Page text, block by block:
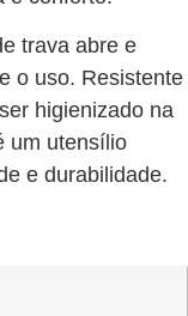
trava abre e
o uso. Resistente
higienizado na
um utensílio
e durabilidade.